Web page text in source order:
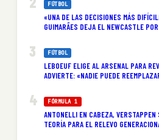
FÚTBOL
«UNA DE LAS DECISIONES MÁS
GUIMARÃES DEJA EL NEWCASTLE
FÚTBOL
LEBOEUF ELIGE AL ARSENAL PARA
ADVIERTE: «NADIE PUEDE
FÓRMULA 1
ANTONELLI EN CABEZA,
TEORÍA PARA EL RELEVO